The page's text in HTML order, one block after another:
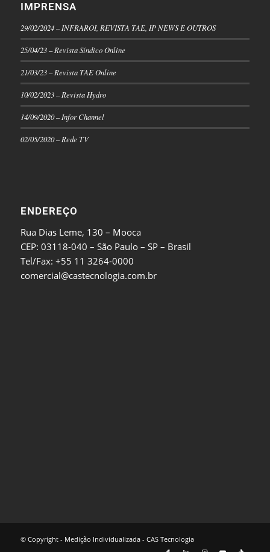
IMPRENSA
29/02/2024 – INFRAROI, REVISTA TAE, IP NEWS E OUTROS
25/04/23 – Revista Síndico Online
21/03/23 – Revista TAE Online
10/02/2023 – Revista Hydro
14/09/2020 – Infor Channel
02/05/2020 – Rede TV
ENDEREÇO
Rua Dias Leme, 130 – Mooca
CEP: 03118-040 – São Paulo – SP – Brasil
Tel/Fax: +55 11 3264-0000
comercial@castecnologia.com.br
© Copyright - Medição Individualizada - CAS Tecnologia